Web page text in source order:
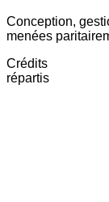
Conception,
menées
Crédits
répartis